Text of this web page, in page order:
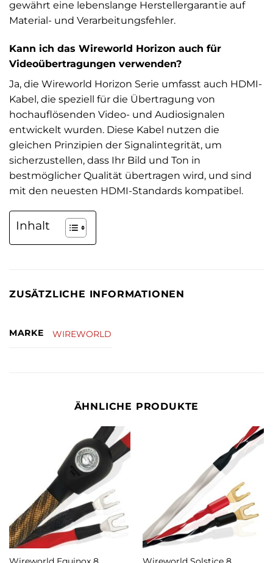
gewährt eine lebenslange Herstellergarantie auf
Material- und Verarbeitungsfehler.
Kann ich das Wireworld Horizon auch für
Videoübertragungen verwenden?
Ja, die Wireworld Horizon Serie umfasst auch HDMI-
Kabel, die speziell für die Übertragung von
hochauflösenden Video- und Audiosignalen
entwickelt wurden. Diese Kabel nutzen die
gleichen Prinzipien der Signalintegrität, um
sicherzustellen, dass Ihr Bild und Ton in
bestmöglicher Qualität übertragen wird, und sind
mit den neuesten HDMI-Standards kompatibel.
Inhalt
ZUSÄTZLICHE INFORMATIONEN
MARKE WIREWORLD
ÄHNLICHE PRODUKTE
Wireworld Equinox 8 Wireworld Solstice 8